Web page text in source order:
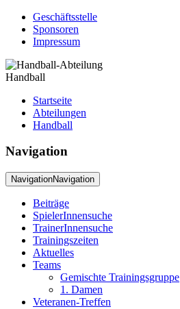
Geschäftsstelle
Sponsoren
Impressum
Handball
Startseite
Abteilungen
Handball
Navigation
NavigationNavigation
Beiträge
SpielerInnensuche
TrainerInnensuche
Trainingszeiten
Aktuelles
Teams
Gemischte Trainingsgruppe
1. Damen
Veteranen-Treffen